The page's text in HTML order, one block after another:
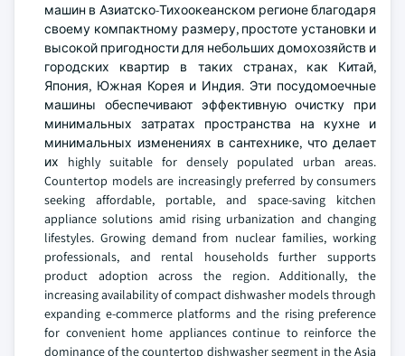
машин в Азиатско-Тихоокеанском регионе благодаря
своему компактному размеру, простоте установки и
высокой пригодности для небольших домохозяйств и
городских квартир в таких странах, как Китай,
Япония, Южная Корея и Индия. Эти посудомоечные
машины обеспечивают эффективную очистку при
минимальных затратах пространства на кухне и
минимальных изменениях в сантехнике, что делает
их highly suitable for densely populated urban areas.
Countertop models are increasingly preferred by consumers
seeking affordable, portable, and space-saving kitchen
appliance solutions amid rising urbanization and changing
lifestyles. Growing demand from nuclear families, working
professionals, and rental households further supports
product adoption across the region. Additionally, the
increasing availability of compact dishwasher models through
expanding e-commerce platforms and the rising preference
for convenient home appliances continue to reinforce the
dominance of the countertop dishwasher segment in the Asia